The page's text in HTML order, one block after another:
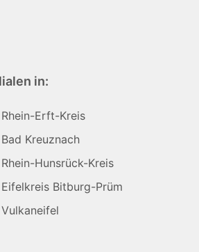
in:
Rhein-Erft-Kreis
Kreuznach
Hunsrück-Kreis
Eifelkreis Bitburg-Prüm
Vulkaneifel